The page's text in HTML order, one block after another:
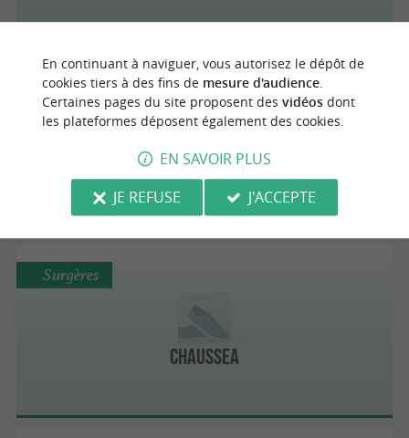
San Marina
La Rochelle
Chaussea
Surgères
En continuant à naviguer, vous autorisez le dépôt de
cookies tiers à des fins de mesure d'audience.
Certaines pages du site proposent des vidéosdont
les plateformes déposent également des cookies.
EN SAVOIR PLUS
JE REFUSE
J'ACCEPTE